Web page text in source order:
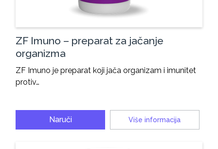
ZF Imuno – preparat za jačanje
organizma
ZF Imuno je preparat koji jača organizam i imunitet
protiv…
Naruči Više informacija